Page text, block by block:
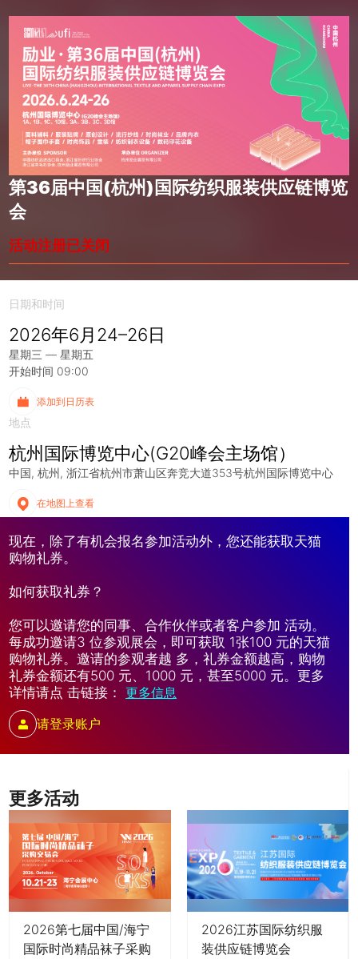
第36届中国(杭州)国际纺织服装供应链博览
会
活动注册已关闭
更多活动
2026第七届中国/海宁
国际时尚精品袜子采购
2026江苏国际纺织服
装供应链博览会
日期和时间
2026年6月24–26日
星期三 — 星期五
开始时间 09:00
添加到日历表
地点
杭州国际博览中心(G20峰会主场馆）
中国 杭州 浙江省杭州市萧山区奔竞大道353号杭州国际博览中心
在地图上查看
现在，除了有机会报名参加活动外，您还能获取天猫
购物礼券。
如何获取礼券？
您可以邀请您的同事、合作伙伴或者客户参加 活动。
每成功邀请3 位参观展会，即可获取 1张100 元的天猫
购物礼券。邀请的参观者越 多，礼券金额越高，购物
礼券金额还有500 元、1000 元，甚至5000 元。更多
详情请点 击链接： 更多信息
请登录账户